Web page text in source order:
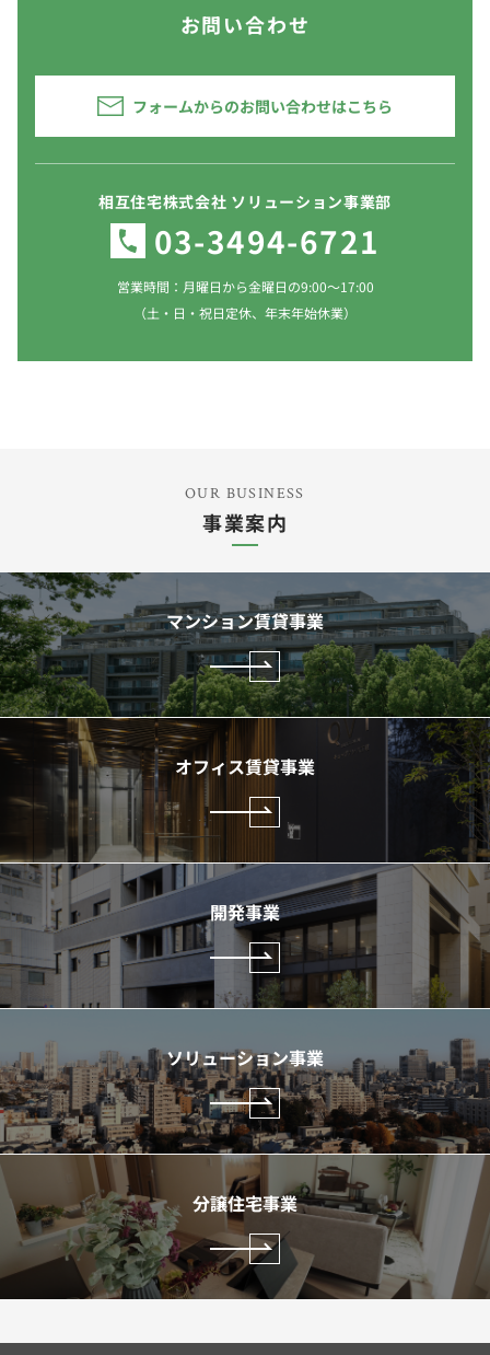
お問い合わせ
フォームからのお問い合わせはこちら
相互住宅株式会社 ソリューション事業部
03-3494-6721
営業時間：月曜日から金曜日の9:00～17:00
（土・日・祝日定休、年末年始休業）
OUR BUSINESS
事業案内
マンション賃貸事業
オフィス賃貸事業
開発事業
ソリューション事業
分譲住宅事業